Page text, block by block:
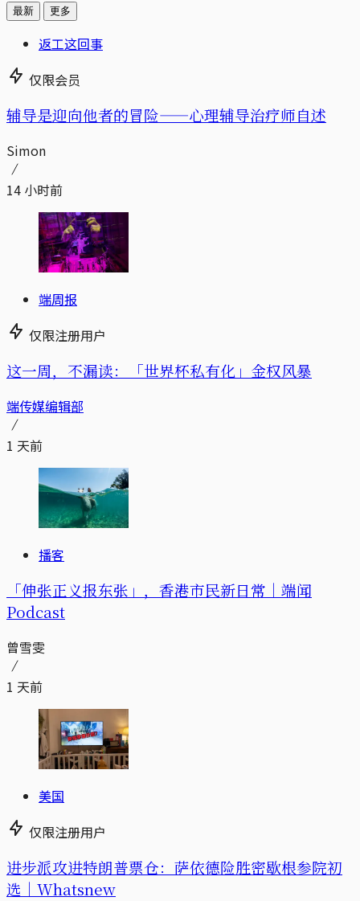
最新 更多
返工这回事
仅限会员
辅导是迎向他者的冒险——心理辅导治疗师自述
Simon
14 小时前
端周报
仅限注册用户
这一周，不漏读：「世界杯私有化」金权风暴
端传媒编辑部
1 天前
播客
「伸张正义报东张」，香港市民新日常｜端闻
Podcast
曾雪雯
1 天前
美国
仅限注册用户
进步派攻进特朗普票仓：萨依德险胜密歇根参院初
选｜Whatsnew